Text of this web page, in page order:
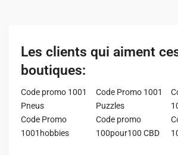
Les clients qui aiment
boutiques:
Code promo 1001
Pneus
Code Promo 1001
Puzzles
Code Promo
1001hobbies
Code promo
100pour100 CBD